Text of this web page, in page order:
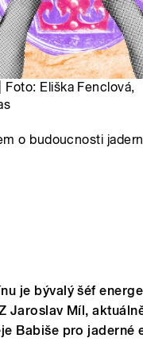
Foto: Eliška Fenclová,
o budoucnosti
je bývalý šéf
Jaroslav Míl,
Babiše pro jaderné